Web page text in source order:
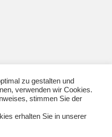
zu gestalten und
verwenden wir Cookies.
stimmen Sie der
erhalten Sie in unserer